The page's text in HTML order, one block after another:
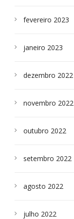
fevereiro 2023
janeiro 2023
dezembro 2022
novembro 2022
outubro 2022
setembro 2022
agosto 2022
julho 2022